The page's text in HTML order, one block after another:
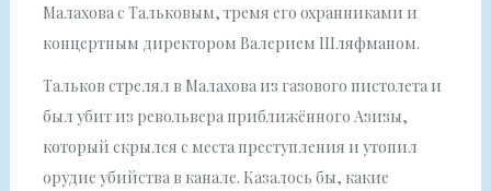
Малахова с Тальковым, тремя его охранниками и
концертным директором Валерием Шляфманом.
Тальков стрелял в Малахова из газового пистолета и
был убит из револьвера приближённого Азизы,
который скрылся с места преступления и утопил
орудие убийства в канале. Казалось бы, какие